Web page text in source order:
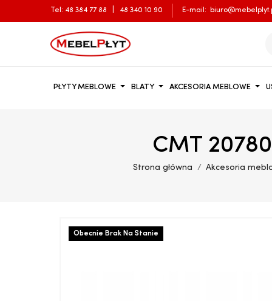
Tel: 48 384 77 88 48 340 10 90 E-mail:
PŁYTY MEBLOWE BLATY AKCESORIA MEBLOWE
CMT
Strona główna Akcesoria
Obecnie Brak Na Stanie